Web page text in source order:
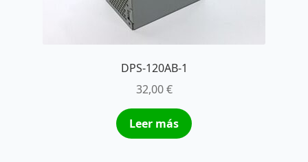
DPS-120AB-1
32,00€
Leer más